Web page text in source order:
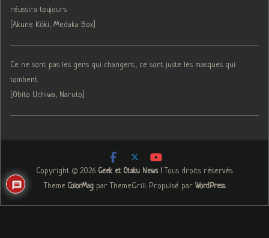
réussira toujours.
[Akune Kōki, Medaka Box]
Ce ne sont pas les gens qui changent, ce sont juste les masques qui
tombent.
[Obito Uchiwa, Naruto]
Copyright © 2026 Geek et Otaku News !. Tous droits réservés.
Theme ColorMagpar ThemeGrill. Propulsé par WordPress.